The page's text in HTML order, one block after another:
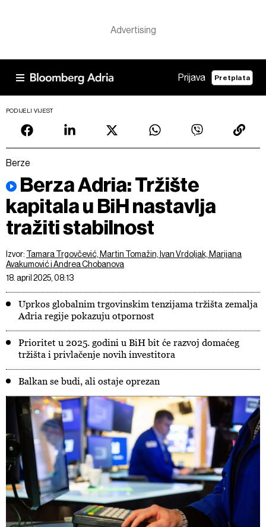
Prijava Pretplata
PODIJELI VIJEST
Berze
Berza Adria: Tržište
kapitala u BiH nastavlja
tražiti stabilnost
Izvor: Tamara Trgovčević, Martin Tomažin, Ivan Vrdoljak, Marijana
Avakumović i Andrea Chobanova
18. april 2025, 08:13
Uprkos globalnim trgovinskim tenzijama tržišta zemalja
Adria regije pokazuju otpornost
Prioritet u 2025. godini u BiH bit će razvoj domaćeg
tržišta i privlačenje novih investitora
Balkan se budi, ali ostaje oprezan